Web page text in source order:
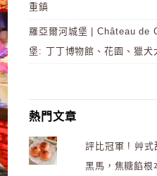
重鎮
羅亞爾河城堡 | Château de
堡: 丁丁博物館、花園、獵犬
熱門文章
評比冠軍 ! 艸式
黑馬，焦糖餡根